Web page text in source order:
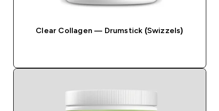
Clear Collagen — Drumstick (Swizzels)